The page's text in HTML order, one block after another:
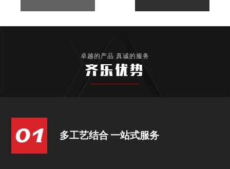
卓越的产品 真诚的服务
齐乐优势
多工艺结合 一站式服务